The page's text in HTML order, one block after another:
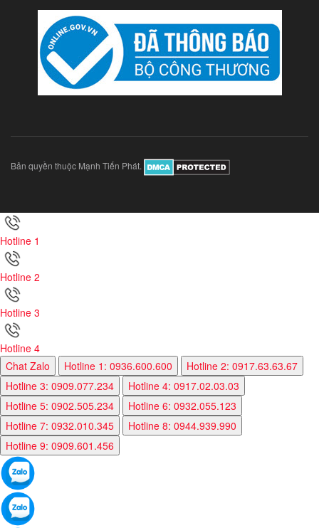
Bản quyền thuộc Mạnh Tiến Phát.
Hotline 1
Hotline 2
Hotline 3
Hotline 4
Chat Zalo
Hotline 1: 0936.600.600
Hotline 2: 0917.63.63.67
Hotline 3: 0909.077.234
Hotline 4: 0917.02.03.03
Hotline 5: 0902.505.234
Hotline 6: 0932.055.123
Hotline 7: 0932.010.345
Hotline 8: 0944.939.990
Hotline 9: 0909.601.456